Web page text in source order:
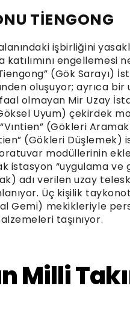
TİENGONG
işbirliğini
engellemesi
(Gök Sarayı)
oluşuyor; ayrıca
faal olmayan Mir Uzay
Uyum) çekirdek
(Gökleri
(Gökleri Düşlemek)
modüllerinin
“uygulama ve
adı verilen uzay
Üç kişilik
Gemi) mekikleriyle
taşınıyor.